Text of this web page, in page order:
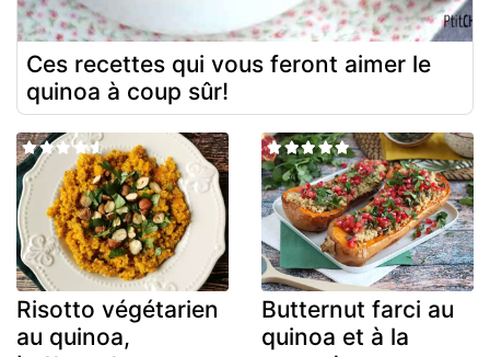
Ces recettes qui vous feront aimer le
quinoa à coup sûr!
Risotto végétarien
au quinoa,
Butternut farci au
quinoa et à la